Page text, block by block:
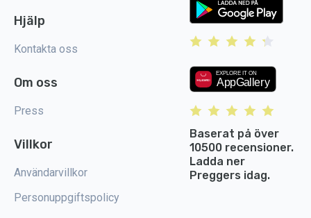
Hjälp
Kontakta oss
Om oss
Press
Villkor
Användarvillkor
Personuppgiftspolicy
Baserat på över
10500 recensioner.
Ladda ner
Preggers idag.